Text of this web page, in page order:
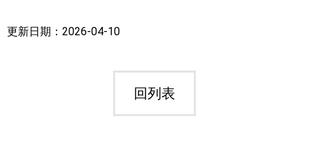
更新日期：2026-04-10
回列表